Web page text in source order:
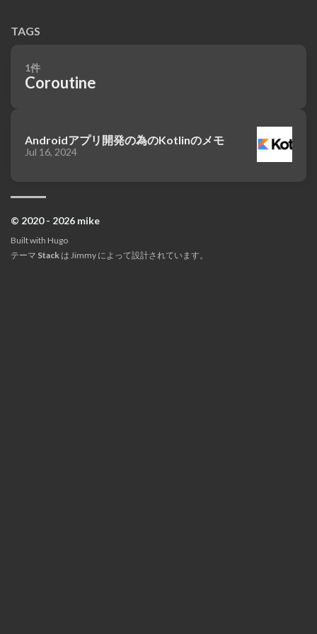
TAGS
1件
Coroutine
Androidアプリ開発の為のKotlinのメモ
Jul 16, 2024
© 2020 - 2026 mike
Built with Hugo
テーマ Stack は Jimmy によって設計されています。